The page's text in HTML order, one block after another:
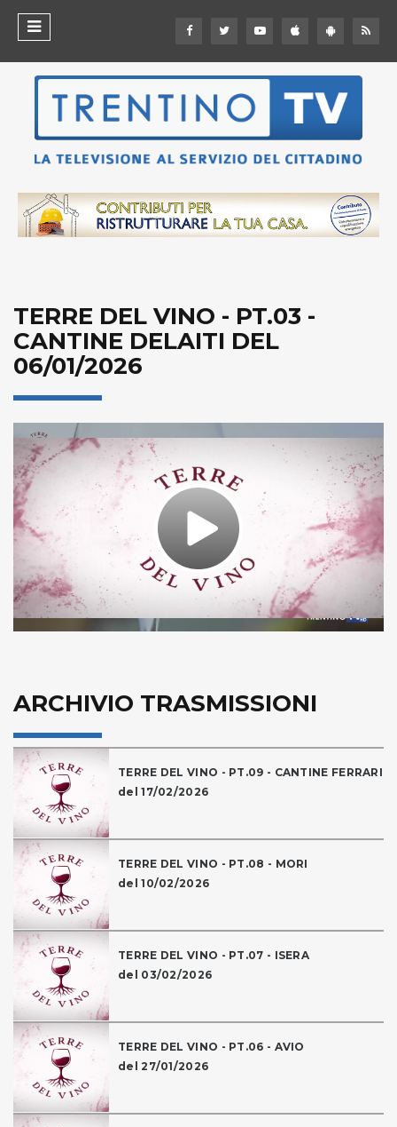
TERRE DEL VINO - PT.03 -
CANTINE DELAITI DEL
06/01/2026
Play
Video
ARCHIVIO TRASMISSIONI
TERRE DEL VINO - PT.09 - CANTINE FERRARI
del 17/02/2026
TERRE DEL VINO - PT.08 - MORI
del 10/02/2026
TERRE DEL VINO - PT.07 - ISERA
del 03/02/2026
TERRE DEL VINO - PT.06 - AVIO
del 27/01/2026